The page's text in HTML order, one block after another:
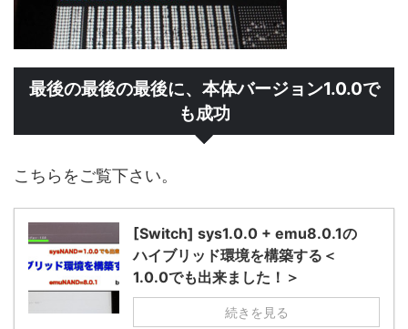
最後の最後の最後に、本体バージョン1.0.0で
も成功
こちらをご覧下さい。
[Switch] sys1.0.0 + emu8.0.1の
ハイブリッド環境を構築する＜
1.0.0でも出来ました！＞
続きを見る